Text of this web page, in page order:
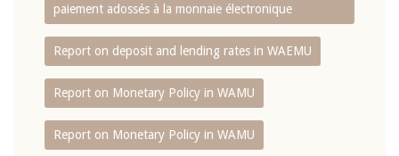
paiement adossés à la monnaie électronique
Report on deposit and lending rates in WAEMU
Report on Monetary Policy in WAMU
Report on Monetary Policy in WAMU